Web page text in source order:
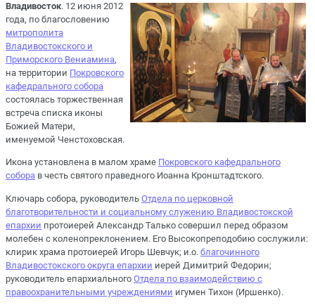
Владивосток. 12 июня 2012
года, по благословению
митрополита
Владивостокского и
Приморского Вениамина,
на территории Покровского
кафедрального собора
состоялась торжественная
встреча списка иконы
Божией Матери,
именуемой Ченстоховская.
Икона установлена в малом храме Покровского кафедрального
собора в честь святого праведного Иоанна Кронштадтского.
Ключарь собора, руководитель Отдела по церковной
благотворительности и социальному служению Владивостокской
епархии протоиерей Александр Талько совершил перед образом
молебен с коленопреклонением. Его Высокопреподобию сослужили:
клирик храма протоиерей Игорь Шевчук; и.о. благочинного
Владивостокского округа епархии иерей Димитрий Федорин;
руководитель епархиального Отдела по взаимодействию с
правоохранительными учреждениями игумен Тихон (Иршенко).